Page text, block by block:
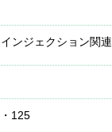
ンジェクション関連
125